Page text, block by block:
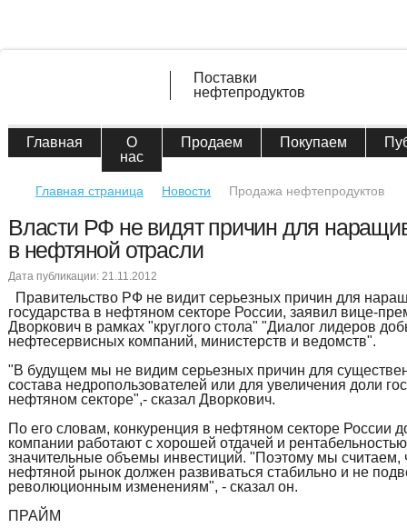
Поставки
нефтепродуктов
Главная
О
нас
Продаем Покупаем
Главная страница Новости Продажа нефтепродуктов
Власти РФ не видят причин для
в нефтяной отрасли
Дата публикации: 21.11.2012
Правительство РФ не видит серьезных причин для
государства в нефтяном секторе России, заявил вице-
Дворкович в рамках "круглого стола" "Диалог лидеров
нефтесервисных компаний, министерств и ведомств".
"В будущем мы не видим серьезных причин для
состава недропользователей или для увеличения доли
нефтяном секторе",- сказал Дворкович.
По его словам, конкуренция в нефтяном секторе России
компании работают с хорошей отдачей и
значительные объемы инвестиций. "Поэтому мы считаем,
нефтяной рынок должен развиваться стабильно и не
революционным изменениям", - сказал он.
ПРАЙМ